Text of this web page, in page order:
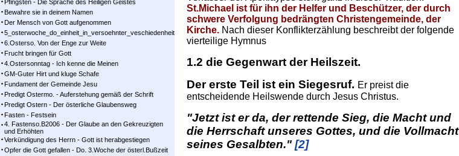
Pfingsten - Die Sprache des Heiligen Geistes
Bewahre sie in deinem Namen
Der Mensch von Gott aufgenommen
5_osterwoche_do_einheit_in_versoehnter_veschiedenheit
6.Osterso. Von der Enge zur Weite
Frucht bringen für Gott
4.Ostersonntag - Ich kenne die Meinen
GM-Guter Hirt und kluge Schafe
Fundament der Gemeinde Jesu
Predigt Ostermo. - Auferstehung gemäß der Schrift
Predigt Ostern - Der österliche Glaubensweg
Fasten - Festsein
4. Fastenso.B2006 - Der Glaube an den Gekreuzigten
und Erhöhten
Verkündigung des Herrn - Gott ist herabgestiegen
Opfer die Gott gefallen - Do. 3.Woche der österl.Bußzeit
St.Michael ist für ihn der Helfer und Beschützer, der durch
schwere Verfolgung bedrängten Christengemeinde, der
Kirche. Nach dieser Konflikterzählung beschreibt der folgende
vierteilige Hymnus
1.2 die Gegenwart der Heilszeit.
Der erste Teil ist ein Siegesruf. Er preist die
entscheidende Heilswende durch Jesus Christus.
"Jetzt ist er da, der rettende Sieg, die Macht und
die Herrschaft unseres Gottes, und die Vollmacht
seines Gesalbten." [2]